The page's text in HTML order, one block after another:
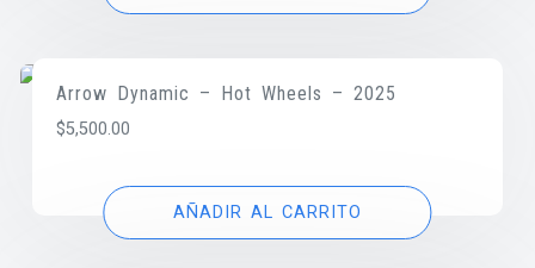
Arrow Dynamic – Hot Wheels – 2025
$5,500.00
AÑADIR AL CARRITO